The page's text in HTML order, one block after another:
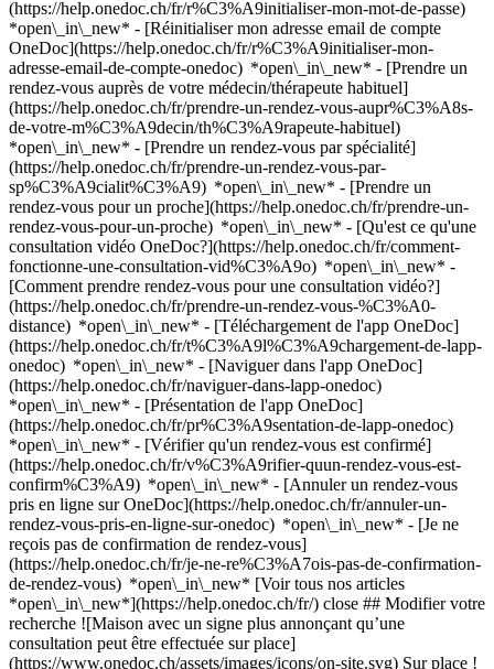
(https://help.onedoc.ch/fr/r%C3%A9initialiser-mon-mot-de-passe)
*open\_in\_new* - [Réinitialiser mon adresse email de compte
OneDoc](https://help.onedoc.ch/fr/r%C3%A9initialiser-mon-
adresse-email-de-compte-onedoc) *open\_in\_new* - [Prendre un
rendez-vous auprès de votre médecin/thérapeute habituel]
(https://help.onedoc.ch/fr/prendre-un-rendez-vous-aupr%C3%A8s-
de-votre-m%C3%A9decin/th%C3%A9rapeute-habituel)
*open\_in\_new* - [Prendre un rendez-vous par spécialité]
(https://help.onedoc.ch/fr/prendre-un-rendez-vous-par-
sp%C3%A9cialit%C3%A9) *open\_in\_new* - [Prendre un
rendez-vous pour un proche](https://help.onedoc.ch/fr/prendre-un-
rendez-vous-pour-un-proche) *open\_in\_new* - [Qu'est ce qu'une
consultation vidéo OneDoc?](https://help.onedoc.ch/fr/comment-
fonctionne-une-consultation-vid%C3%A9o) *open\_in\_new* -
[Comment prendre rendez-vous pour une consultation vidéo?]
(https://help.onedoc.ch/fr/prendre-un-rendez-vous-%C3%A0-
distance) *open\_in\_new* - [Téléchargement de l'app OneDoc]
(https://help.onedoc.ch/fr/t%C3%A9l%C3%A9chargement-de-lapp-
onedoc) *open\_in\_new* - [Naviguer dans l'app OneDoc]
(https://help.onedoc.ch/fr/naviguer-dans-lapp-onedoc)
*open\_in\_new* - [Présentation de l'app OneDoc]
(https://help.onedoc.ch/fr/pr%C3%A9sentation-de-lapp-onedoc)
*open\_in\_new* - [Vérifier qu'un rendez-vous est confirmé](https://help.onedoc.ch/fr/v%C3%A9rifier-quun-rendez-vous-est-confirm%C3%A9) *open\_in\_new* - [Annuler un rendez-vous pris en ligne sur OneDoc](https://help.onedoc.ch/fr/annuler-un-rendez-vous-pris-en-ligne-sur-onedoc) *open\_in\_new* - [Je ne reçois pas de confirmation de rendez-vous](https://help.onedoc.ch/fr/je-ne-re%C3%A7ois-pas-de-confirmation-de-rendez-vous) *open\_in\_new* [Voir tous nos articles *open\_in\_new*](https://help.onedoc.ch/fr/) close ## Modifier votre recherche ![Maison avec un signe plus annonçant qu’une consultation peut être effectuée sur place](https://www.onedoc.ch/assets/images/icons/on-site.svg) Sur place ![Caméra avec un symbole lecture annonçant qu’une consultation peut être effectuée à distance en vidéo](https://www.onedoc.ch/assets/images/icons/remote.svg) À distance Rechercher #### Spécialités #### Praticiens #### Établissements edit Réflexologue à Le Grand-Saconnex tune Filtrer par Nouveaux patients*keyboard\_arrow\_down* - Acceptés*check\_circle* Langue parlée*keyboard\_arrow\_down* - Allemand*check\_circle* - Anglais*check\_circle* - Arabe*check\_circle* - Catalan*check\_circle* - Chinois*check\_circle* - Danois*check\_circle* - Espagnol*check\_circle* - Français*check\_circle* - Grec*check\_circle* - Italien*check\_circle* - Kurde*check\_circle* - Néerlandais*check\_circle* - Persan*check\_circle* - Polonais*check\_circle* - Portugais*check\_circle* - Roumain*check\_circle* - Russe*check\_circle* - Slovaque*check\_circle* - Suédois*check\_circle* - Thaï*check\_circle* - Vietnamien*check\_circle* Sexe*keyboard\_arrow\_down* - Femme*check\_circle* - Homme*check\_circle* Réseau*keyboard\_arrow\_down* - ASCA*check\_circle* - RME*check\_circle* - NVS*check\_circle* - APTN*check\_circle* - Réseau Delta*check\_circle* Disponibilité*keyboard\_arrow\_down* - Disponible aujourdhui*check\_circle* - Dans les 3 prochains jours*check\_circle* - Dans les 7 prochains jours*check\_circle* - Dans les 14 prochains jours*check\_circle* # Réflexologue à Le Grand-Saconnex: prenez rendez-vous en ligne aujourd'hui ## 0 résultats à Le Grand-Saconnex [![Mme Mayu Mangin, masseuse thérapeutique à Le Grand-Saconnex](https://assets.onedoc.ch/images/users/da5924f3c298c009d484e61e5bb43c069ed34cc84c96368574420f4aa860797b-small.jpg "Mme Mayu Mangin, masseuse thérapeutique à Le Grand-Saconnex")](https://www.onedoc.ch/fr/masseuse-therapeutique/le-grand-saconnex/pcoh5/mayu-mangin) ### [Mme Mayu Mangin](https://www.onedoc.ch/fr/masseuse-therapeutique/le-grand-saconnex/pcoh5/mayu-mangin) ![Badge indiquant un profil vérifié](https://www.onedoc.ch/assets/images/icons/checkmark.svg) [Masseuse thérapeutique](https://www.onedoc.ch/fr/masseur-therapeutique/le-grand-saconnex), Réflexologue Maho No Te L'Ancienne-Route 68 1218 Le Grand-Saconnex ![Mme Mayu Mangin est affiliée au réseau ASCA](https://assets.onedoc.ch/images/networks/logos/496d325fd4282f2f0a46197dd629fd16fcd2d324839e441a2a65aaa74df08a15-small.png)![Mme Mayu Mangin est affiliée au réseau RME](https://assets.onedoc.ch/images/networks/logos/a202aabd14cdddb5ff03205af2481fb805645ff903773c55a6c572d22f23762e-small.png) ![Icône patient avec un signe plus annonçant que le professionnel accepte de nouveaux patients](https://www.onedoc.ch/assets/images/icons/new-patients.svg)Accepte les nouveaux patients [Réserver un RDV](https://www.onedoc.ch/fr/masseuse-therapeutique/le-grand-saconnex/pcoh5/mayu-mangin) *chevron\_left* mar. 04 août *chevron\_right* Voir plus de rendez-vous *error\_outline* Une erreur s'est produite lors du chargement des disponibilités [Réessayer](https://www.onedoc.ch) ## __Réflexologues__: d'autres spécialistes sont réservables en ligne dans les environs de __Le Grand-Saconnex__ [![Mme Aiko Andrey, acupunctrice à Genève](https://assets.onedoc.ch/images/users/cda6f7829ff9472b547618ebd6ab13ba2f56a628e8d60111eb1ecb910ebd5f35-small.jpg "Mme Aiko Andrey, acupunctrice à Genève")](https://www.onedoc.ch/fr/acupunctrice/geneve/pc22z/aiko-andrey) ### [Mme Aiko Andrey](https://www.onedoc.ch/fr/acupunctrice/geneve/pc22z/aiko-andrey) ![Badge indiquant un profil vérifié](https://www.onedoc.ch/assets/images/icons/checkmark.svg) [Acupunctrice](https://www.onedoc.ch/fr/acupuncteur/geneve), [Réflexologue](https://www.onedoc.ch/fr/reflexologue/geneve) [Centre AGeIR (Centre commercial de Balexert)](https://www.onedoc.ch/fr/cabinet-medical/geneve/ebbfc/centre-ageir-centre-commercial-de-balexert) Avenue Louis-Casaï 27 1209 Genève ![Icône patient avec un signe plus annonçant que le professionnel accepte de nouveaux patients](https://www.onedoc.ch/assets/images/icons/new-patients.svg)Accepte les nouveaux patients [Réserver un RDV](https://www.onedoc.ch/fr/acupunctrice/geneve/pc22z/aiko-andrey) *chevron\_left* mar. 04 août *chevron\_right* Voir plus de rendez-vous *error\_outline* Une erreur s'est produite lors du chargement des disponibilités [Réessayer](https://www.onedoc.ch) [![Mme Karine Ambrosetti, masseuse classique à Vernier](https://assets.onedoc.ch/images/users/50e9ade3e4fb593430a509b88ea6306297faa944dc187f4abfc4b844a95aff92-small.jpg "Mme Karine Ambrosetti, masseuse classique à Vernier")](https://www.onedoc.ch/fr/masseuse-classique/vernier/pcyw1/karine-ambrosetti) ### [Mme Karine Ambrosetti](https://www.onedoc.ch/fr/masseuse-classique/vernier/pcyw1/karine-ambrosetti) ![Badge indiquant un profil vérifié](https://www.onedoc.ch/assets/images/icons/checkmark.svg) [Masseuse classique](https://www.onedoc.ch/fr/masseur-classique/vernier), [Réflexologue](https://www.onedoc.ch/fr/reflexologue/vernier) K'Zen Thérapies - SPACES - Quartier de l'Etang Place Casa Bamba 1 1219 Vernier ![Mme Karine Ambrosetti est affiliée au réseau ASCA](https://assets.onedoc.ch/images/networks/logos/496d325fd4282f2f0a46197dd629fd16fcd2d324839e441a2a65aaa74df08a15-small.png) ![Icône patient avec un signe plus annonçant que le professionnel accepte de nouveaux patients](https://www.onedoc.ch/assets/images/icons/new-patients.svg)Accepte les nouveaux patients [Réserver un RDV](https://www.onedoc.ch/fr/masseuse-classique/vernier/pcyw1/karine-ambrosetti) *chevron\_left* mar. 04 août *chevron\_right* Voir plus de rendez-vous *error\_outline* Une erreur s'est produite lors du chargement des disponibilités [Réessayer](https://www.onedoc.ch) [![Mme Chantal Schmid-Bapst, réflexologue à Genève](https://assets.onedoc.ch/images/users/868a5566f4799869f23f6b3a486dae4be1c9b37cb03805fa2c9cb7c49e5e95d6-small.jpg "Mme Chantal Schmid-Bapst, réflexologue à Genève")](https://www.onedoc.ch/fr/reflexologue/geneve/pcj7d/chantal-schmid-bapst) ### [Mme Chantal Schmid-Bapst](https://www.onedoc.ch/fr/reflexologue/geneve/pcj7d/chantal-schmid-bapst) ![Badge indiquant un profil vérifié](https://www.onedoc.ch/assets/images/icons/checkmark.svg) [Réflexologue](https://www.onedoc.ch/fr/reflexologue/geneve) Cabinet Cité vieusseux 9D Cité Vieusseux 9D 1203 Genève ![Mme Chantal Schmid-Bapst est affiliée au réseau ASCA](https://assets.onedoc.ch/images/networks/logos/496d325fd4282f2f0a46197dd629fd16fcd2d324839e441a2a65aaa74df08a15-small.png)![Mme Chantal Schmid-Bapst est affiliée au réseau RME](https://assets.onedoc.ch/images/networks/logos/a202aabd14cdddb5ff03205af2481fb805645ff903773c55a6c572d22f23762e-small.png) ![Icône patient avec un signe plus annonçant que le professionnel accepte de nouveaux patients](https://www.onedoc.ch/assets/images/icons/new-patients.svg)Accepte les nouveaux patients [Réserver un RDV](https://www.onedoc.ch/fr/reflexologue/geneve/pcj7d/chantal-schmid-bapst) [![Mme Cristina Rodrigues, thérapeute en massage Thaï à Genève](https://assets.onedoc.ch/images/users/bd1f2c209163e37595368550c55ba0cf1d86b79b7effe3a81f678ca447da76a1-small.jpg "Mme Cristina Rodrigues, thérapeute en massage Thaï à Genève")](https://www.onedoc.ch/fr/therapeute-en-massage-thai/geneve/pcmxo/cristina-rodrigues) ### [Mme Cristina Rodrigues](https://www.onedoc.ch/fr/therapeute-en-massage-thai/geneve/pcmxo/cristina-rodrigues) ![Badge indiquant un profil vérifié](https://www.onedoc.ch/assets/images/icons/checkmark.svg) [Thérapeute en massage Thaï](https://www.onedoc.ch/fr/therapeute-en-massage-thai/geneve), [Réflexologue](https://www.onedoc.ch/fr/reflexologue/geneve) Kuan Thai Rue Benjamin-Soullier 14 1202 Genève ![Mme Cristina Rodrigues est affiliée au réseau ASCA](https://assets.onedoc.ch/images/networks/logos/496d325fd4282f2f0a46197dd629fd16fcd2d324839e441a2a65aaa74df08a15-small.png) ![Icône patient avec un signe plus annonçant que le professionnel accepte de nouveaux patients](https://www.onedoc.ch/assets/images/icons/new-patients.svg)Accepte les nouveaux patients [Réserver un RDV](https://www.onedoc.ch/fr/therapeute-en-massage-thai/geneve/pcmxo/cristina-rodrigues) [![Mme Isabelle Guarino Soldan, thérapeute en nutrition MCO à Genève](https://assets.onedoc.ch/images/users/1d272196d32e1c3cf70a1c33ce1784161c78eb3f7223518a6eb866a4d913519f-small.png "Mme Isabelle Guarino Soldan, thérapeute en nutrition MCO à Genève")](https://www.onedoc.ch/fr/therapeute-en-nutrition-mco/geneve/pcvkc/isabelle-guarino-soldan) ### [Mme Isabelle Guarino Soldan](https://www.onedoc.ch/fr/therapeute-en-nutrition-mco/geneve/pcvkc/isabelle-guarino-soldan) ![Badge indiquant un profil vérifié](https://www.onedoc.ch/assets/images/icons/checkmark.svg) [Thérapeute en nutrition MCO](https://www.onedoc.ch/fr/therapeute-en-nutrition-mco/geneve), [Réflexologue](https://www.onedoc.ch/fr/reflexologue/geneve) IGS Massage - Guarino Soldan, Servette Rue Liotard 75 1203 Genève ![Mme Isabelle Guarino Soldan est affiliée au réseau ASCA](https://assets.onedoc.ch/images/networks/logos/496d325fd4282f2f0a46197dd629fd16fcd2d324839e441a2a65aaa74df08a15-small.png) ![Icône patient avec un signe plus annonçant que le professionnel accepte de nouveaux patients](https://www.onedoc.ch/assets/images/icons/new-patients.svg)Accepte les nouve